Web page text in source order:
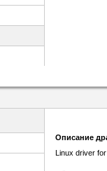
Описание
Linux driver